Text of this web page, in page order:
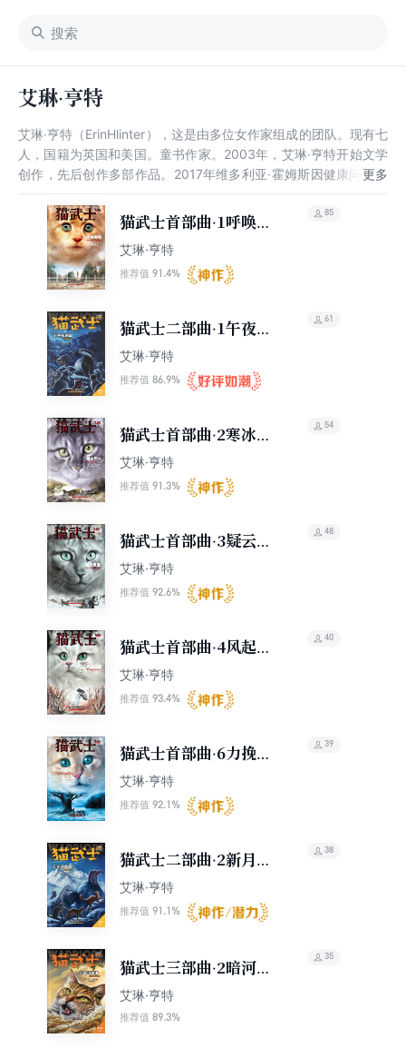
艾琳·亨特
艾琳·亨特（ErinHlinter），这是由多位女作家组成的团队。现有七
人，国籍为英国和美国。童书作家。2003年，艾琳·亨特开始文学
创作，先后创作多部作品。2017年维多利亚·霍姆斯因健康问题退
作品灵感来自于对动物的热爱，以及对自然界弱肉强食法则的好奇
与着迷。她们对自然界中的各种现象心怀敬畏，并善于用丰富的神
话语言来诠释动物的行为。
猫武士首部曲·1呼唤野
性
艾琳·亨特
推荐值 91.4%
85
猫武士二部曲·1午夜追
踪
艾琳·亨特
推荐值 86.9%
61
猫武士首部曲·2寒冰烈
火
艾琳·亨特
推荐值 91.3%
54
猫武士首部曲·3疑云重
重
艾琳·亨特
推荐值 92.6%
48
猫武士首部曲·4风起云
涌
艾琳·亨特
推荐值 93.4%
40
猫武士首部曲·6力挽狂
澜
艾琳·亨特
推荐值 92.1%
39
猫武士二部曲·2新月危
机
艾琳·亨特
推荐值 91.1%
38
猫武士三部曲·2暗河汹
涌
艾琳·亨特
推荐值 89.3%
35